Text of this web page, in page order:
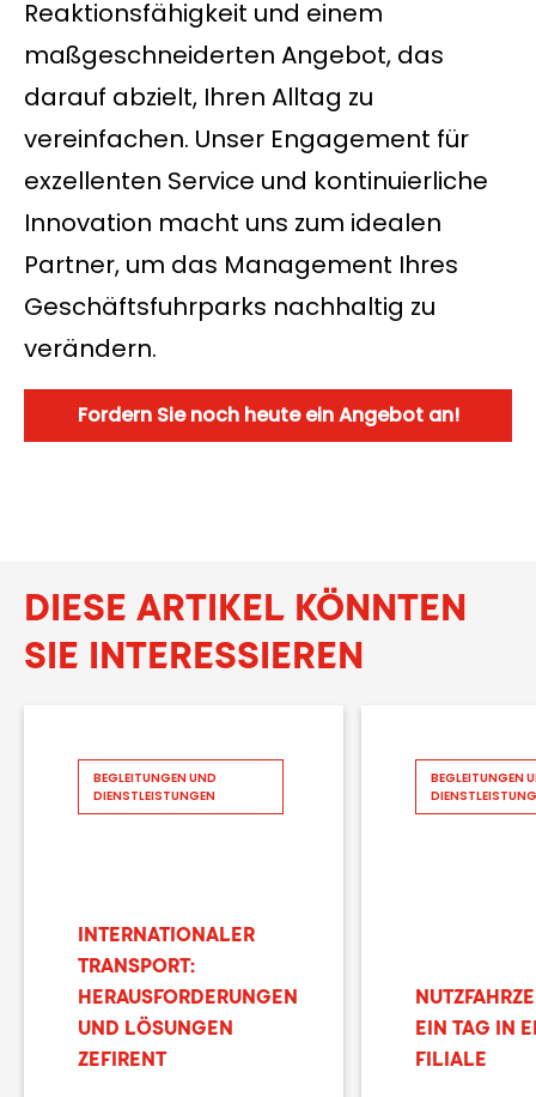
Reaktionsfähigkeit und einem
maßgeschneiderten Angebot, das
darauf abzielt, Ihren Alltag zu
vereinfachen. Unser Engagement für
exzellenten Service und kontinuierliche
Innovation macht uns zum idealen
Partner, um das Management Ihres
Geschäftsfuhrparks nachhaltig zu
verändern.
Fordern Sie noch heute ein Angebot an!
DIESE ARTIKEL KÖNNTEN
SIE INTERESSIEREN
BEGLEITUNGEN UND
DIENSTLEISTUNGEN
INTERNATIONALER
TRANSPORT:
HERAUSFORDERUNGEN
UND LÖSUNGEN
ZEFIRENT
BEGLEITUNGEN
EIN TAG IN
FILIALE